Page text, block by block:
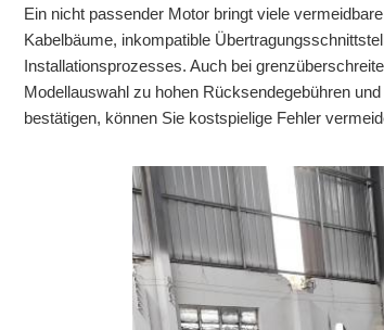
Ein nicht passender Motor bringt viele
Kabelbäume, inkompatible
Installationsprozesses. Auch bei
Modellauswahl zu hohen Rücksendegebühren
bestätigen, können Sie kostspielige Fehler